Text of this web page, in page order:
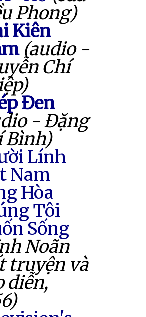
Phong)
Kiên
(audio -
Chí
Đen
- Đặng
Bình)
Lính
Nam
Hòa
Tôi
Sống
Noãn
truyện và
diễn,